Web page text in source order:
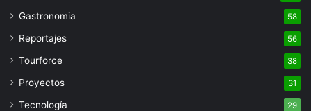
Gastronomia 58
Reportajes 56
Tourforce 38
Proyectos 31
Tecnología 29